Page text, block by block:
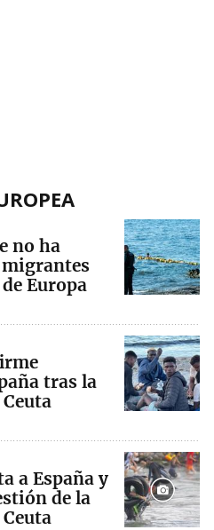
no ha
Europa
tras la
a España y
de la